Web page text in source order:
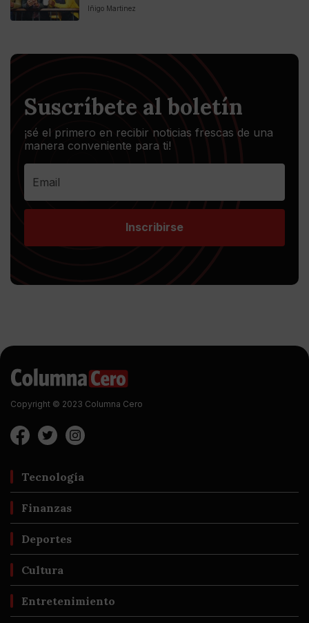
Iñigo Martinez
Suscríbete al boletín
¡sé el primero en recibir noticias frescas de una
manera conveniente para ti!
Inscribirse
Copyright © 2023 Columna Cero
Tecnología
Finanzas
Deportes
Cultura
Entretenimiento